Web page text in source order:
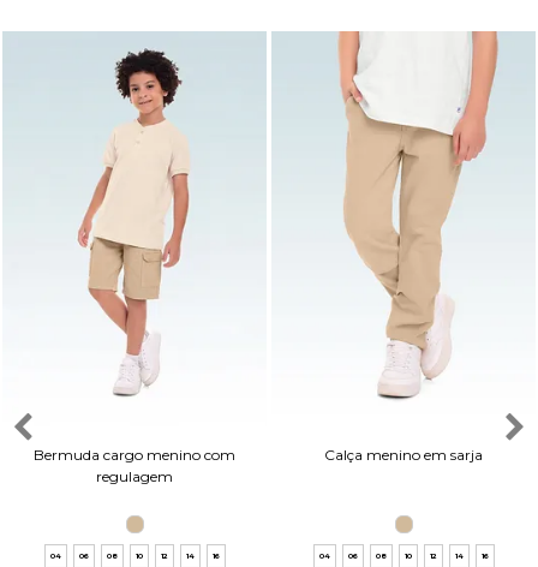
Bermuda cargo menino com
regulagem
04 06 08 10 12 14 16
Calça menino em sarja
04 06 08 10 12 14 16